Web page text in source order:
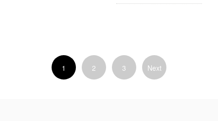
1 2 3 Next